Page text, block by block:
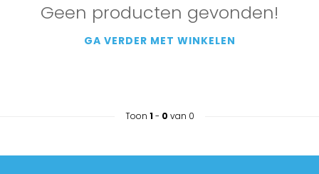
Geen producten gevonden!
GA VERDER MET WINKELEN
Toon 1- 0 van 0